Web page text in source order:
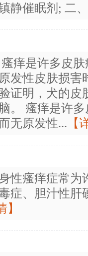
静催眠剂; 二
瘙痒是许多皮
发性皮肤损害
证明，犬的皮
。 瘙痒是许
无原发性... 【
性瘙痒症常
症、胆汁性肝
】